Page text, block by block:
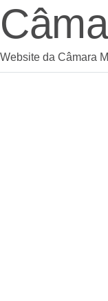
Website da Câmara